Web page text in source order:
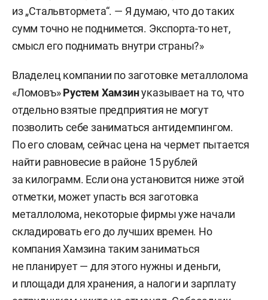
снизилась в цене на 41% до 41 163 рублей
за тонну.
В числе причин, обрушивших рынок втормета,
называют фактор мариупольского завода
«Азовсталь». С мая-июня суда, груженные
листовым металлом и металлоломом,
прибывают из Мариуполя в Ростов-на-
Дону. Однако доктор технических наук,
профессор, президент союза литейщиков Санкт-
ПетербургаВладимир Евсеевне уверен, что это
могло повлиять на ситуацию. Он напоминает,
что объемы российского рынка измеряются
в сотнях тысяч тонн и поставки из Мариуполя
на этом фоне незаметны. Он просит также
учитывать вопрос о восстановлении
«Азовстали», т. к. если такое решение будет
принято, то там понадобятся как эти запасы, так
из „Стальвтормета“. — Я думаю, что до таких
сумм точно не поднимется. Экспорта-то нет,
смысл его поднимать внутри страны?»
Владелец компании по заготовке металлолома
«Ломовъ»Рустем Хамзинуказывает на то, что
отдельно взятые предприятия не могут
позволить себе заниматься антидемпингом.
По его словам, сейчас цена на чермет пытается
найти равновесие в районе 15 рублей
за килограмм. Если она установится ниже этой
отметки, может упасть вся заготовка
металлолома, некоторые фирмы уже начали
складировать его до лучших времен. Но
компания Хамзина таким заниматься
не планирует — для этого нужны и деньги,
и площади для хранения, а налоги и зарплату